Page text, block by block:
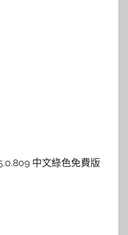
中文綠色免費版